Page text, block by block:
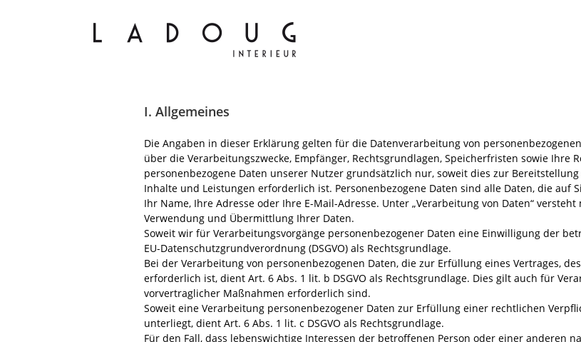
I. Allgemeines
Die Angaben in dieser Erklärung gelten für die Datenverarbeitung von
über die Verarbeitungszwecke, Empfänger, Rechtsgrundlagen, Speicherfristen sowie Ihre
personenbezogene Daten unserer Nutzer grundsätzlich nur, soweit dies zur
Inhalte und Leistungen erforderlich ist. Personenbezogene Daten sind alle Daten, die auf
Ihr Name, Ihre Adresse oder Ihre E-Mail-Adresse. Unter „Verarbeitung von Daten“
Verwendung und Übermittlung Ihrer Daten.
Soweit wir für Verarbeitungsvorgänge personenbezogener Daten eine Einwilligung der
EU-Datenschutzgrundverordnung (DSGVO) als Rechtsgrundlage.
Bei der Verarbeitung von personenbezogenen Daten, die zur Erfüllung eines Vertrages,
erforderlich ist, dient Art. 6 Abs. 1 lit. b DSGVO als Rechtsgrundlage. Dies gilt auch für
vorvertraglicher Maßnahmen erforderlich sind.
Soweit eine Verarbeitung personenbezogener Daten zur Erfüllung einer rechtlichen
unterliegt, dient Art. 6 Abs. 1 lit. c DSGVO als Rechtsgrundlage.
Für den Fall, dass lebenswichtige Interessen der betroffenen Person oder einer anderen